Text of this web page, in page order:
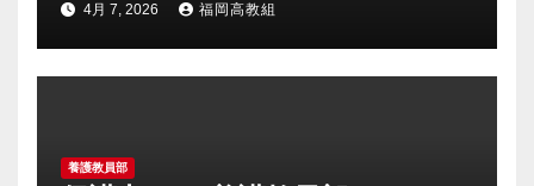
4月 7, 2026 福岡高教組
養護教員部